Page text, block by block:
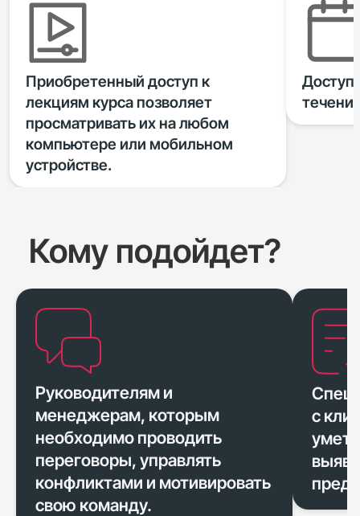
Приобретенный доступ к
лекциям курса позволяет
просматривать их на любом
компьютере или мобильном
устройстве.
Доступ
Кому подойдет?
Руководителям и
менеджерам, которым
необходимо проводить
переговоры, управлять
конфликтами и мотивировать
свою команду.
с